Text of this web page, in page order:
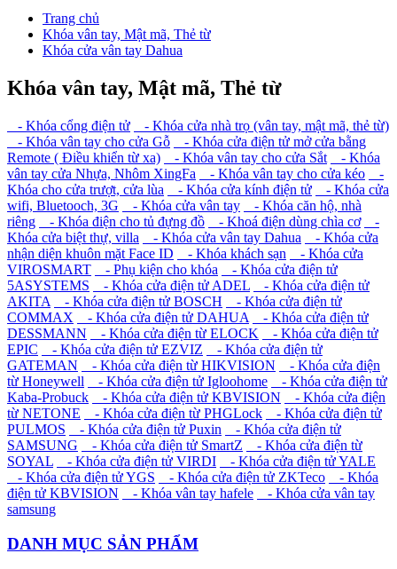
Trang chủ
Khóa vân tay, Mật mã, Thẻ từ
Khóa cửa vân tay Dahua
Khóa vân tay, Mật mã, Thẻ từ
- Khóa cổng điện tử
- Khóa cửa nhà trọ (vân tay, mật mã, thẻ từ)
- Khóa vân tay cho cửa Gỗ
- Khóa cửa điện tử mở cửa bằng
Remote ( Điều khiển từ xa)
- Khóa vân tay cho cửa Sắt
- Khóa
vân tay cửa Nhựa, Nhôm XingFa
- Khóa vân tay cho cửa kéo
-
Khóa cho cửa trượt, cửa lùa
- Khóa cửa kính điện tử
- Khóa cửa
wifi, Bluetooch, 3G
- Khóa cửa vân tay
- Khóa căn hộ, nhà
riêng
- Khóa điện cho tủ đựng đồ - Khoá điện dùng chìa cơ
-
Khóa cửa biệt thự, villa
- Khóa cửa vân tay Dahua
- Khóa cửa
nhận diện khuôn mặt Face ID
- Khóa khách sạn
- Khóa cửa
VIROSMART
- Phụ kiện cho khóa
- Khóa cửa điện tử
5ASYSTEMS
- Khóa cửa điện tử ADEL
- Khóa cửa điện tử
AKITA
- Khóa cửa điện tử BOSCH
- Khóa cửa điện tử
COMMAX
- Khóa cửa điện tử DAHUA
- Khóa cửa điện tử
DESSMANN
- Khóa cửa điện từ ELOCK
- Khóa cửa điện tử
EPIC
- Khóa cửa điện tử EZVIZ
- Khóa cửa điện tử
GATEMAN
- Khóa cửa điện từ HIKVISION
- Khóa cửa điện
từ Honeywell
- Khóa cửa điện tử Igloohome
- Khóa cửa điện tử
Kaba-Probuck
- Khóa cửa điện tử KBVISION
- Khóa cửa điện
từ NETONE
- Khóa cửa điện từ PHGLock
- Khóa cửa điện tử
PULMOS
- Khóa cửa điện tử Puxin
- Khóa cửa điện tử
SAMSUNG
- Khóa cửa điện tử SmartZ
- Khóa cửa điện từ
SOYAL
- Khóa cửa điện tử VIRDI
- Khóa cửa điện tử YALE
- Khóa cửa điện tử YGS
- Khóa cửa điện tử ZKTeco
- Khóa
điện tử KBVISION
- Khóa vân tay hafele
- Khóa cửa vân tay
samsung
DANH MỤC SẢN PHẨM